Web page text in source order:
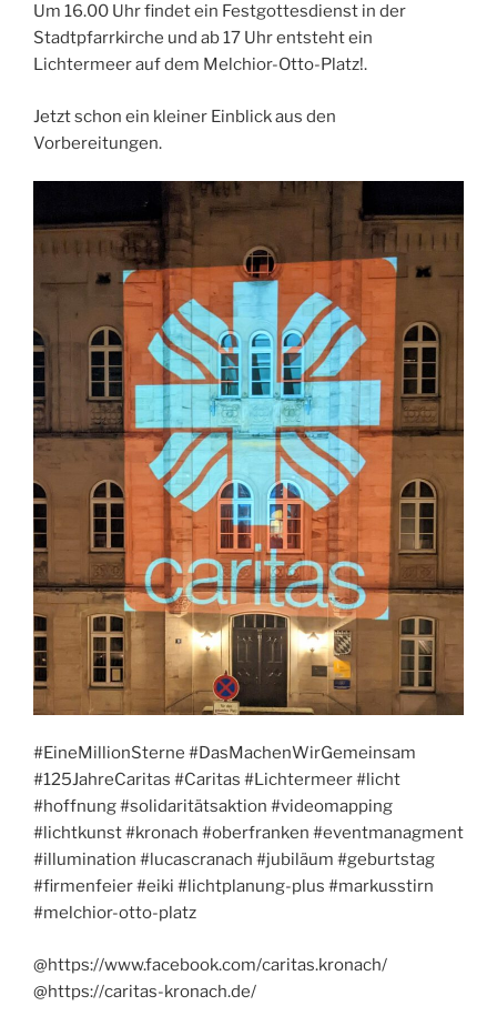
Um 16.00 Uhr findet ein Festgottesdienst in der
Stadtpfarrkirche und ab 17 Uhr entsteht ein
Lichtermeer auf dem Melchior-Otto-Platz!.
Jetzt schon ein kleiner Einblick aus den
Vorbereitungen.
#EineMillionSterne #DasMachenWirGemeinsam
#125JahreCaritas #Caritas #Lichtermeer #licht
#hoffnung #solidaritätsaktion #videomapping
#lichtkunst #kronach #oberfranken #eventmanagment
#illumination #lucascranach #jubiläum #geburtstag
#firmenfeier #eiki #lichtplanung-plus #markusstirn
#melchior-otto-platz
@https://www.facebook.com/caritas.kronach/
@https://caritas-kronach.de/